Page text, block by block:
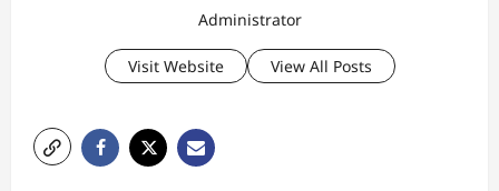
Administrator
Visit Website View All Posts